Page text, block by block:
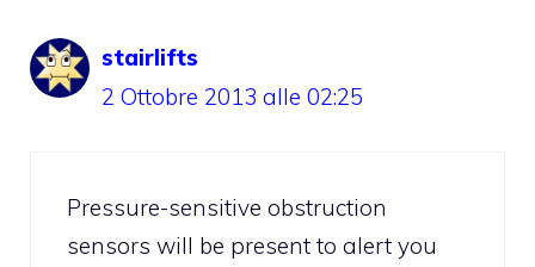
stairlifts
2 Ottobre 2013 alle 02:25
Pressure-sensitive obstruction
sensors will be present to alert you